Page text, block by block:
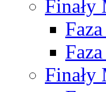
Finały
Finały